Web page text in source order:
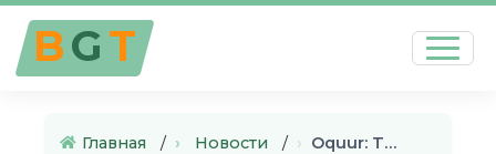
BGT
Главная › Новости › Oquur: The Story of Mons - Но…